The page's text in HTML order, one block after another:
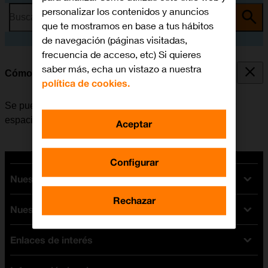
Busca por problema o tema
Cómo desinstalar apps
Se pueden desinstalar las apps instaladas para liberar
espacio en la memoria.
Nuestras tarifas
Tarifas Orange
Tarifas fibra y móvil
Tarifas móviles
Tarifas internet y fibra
Nuestros dispositivos
Ofertas en móviles
iPhone
Enlaces de interés
personalizar los contenidos y anuncios
que te mostramos en base a tus hábitos
de navegación (páginas visitadas,
frecuencia de acceso, etc) Si quieres
saber más, echa un vistazo a nuestra
política de cookies.
Configurar
Rechazar
Aceptar